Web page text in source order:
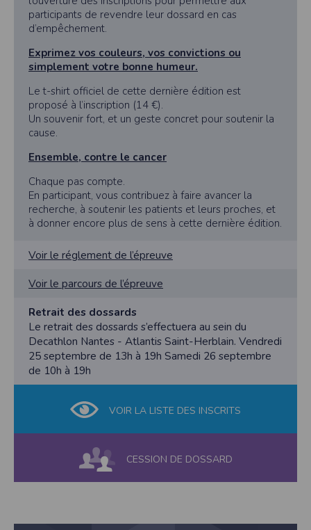
participants de revendre leur dossard en cas
d’empêchement.
Exprimez vos couleurs, vos convictions ou
simplement votre bonne humeur.
Le t-shirt officiel de cette dernière édition est
proposé à l’inscription (14 €).
Un souvenir fort, et un geste concret pour soutenir la
cause.
Ensemble, contre le cancer
Chaque pas compte.
En participant, vous contribuez à faire avancer la
recherche, à soutenir les patients et leurs proches, et
à donner encore plus de sens à cette dernière édition.
Voir le réglement de l’épreuve
Voir le parcours de l’épreuve
Retrait des dossards
Le retrait des dossards s’effectuera au sein du
Decathlon Nantes - Atlantis Saint-Herblain. Vendredi
25 septembre de 13h à 19h Samedi 26 septembre
de 10h à 19h
VOIR LA LISTE DES INSCRITS
CESSION DE DOSSARD